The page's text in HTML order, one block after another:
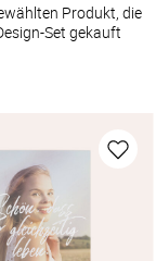
Produkt, die
Set gekauft